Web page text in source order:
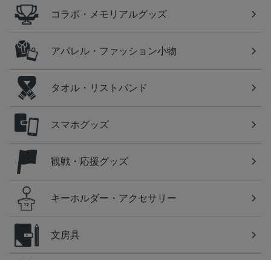
コラボ・メモリアルグッズ
アパレル・ファッション小物
タオル・リストバンド
スマホグッズ
観戦・応援グッズ
キーホルダー・アクセサリー
文房具